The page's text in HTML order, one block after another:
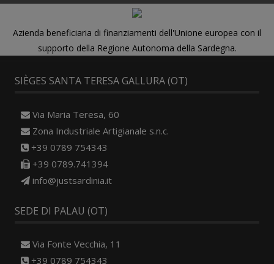
Azienda beneficiaria di finanziamenti dell'Unione europea con il
supporto della Regione Autonoma della Sardegna.
SIÈGES SANTA TERESA GALLURA (OT)
Via Maria Teresa, 60
Zona Industriale Artigianale s.n.c.
+39 0789 754343
+39 0789.741394
info@justsardinia.it
SEDE DI PALAU (OT)
Via Fonte Vecchia, 11
+39 0789 754343